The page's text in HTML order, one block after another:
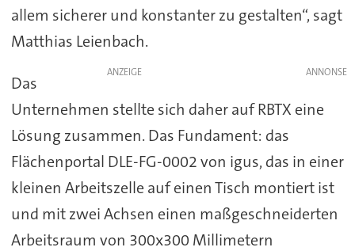
allem sicherer und konstanter zu gestalten“, sagt
Matthias Leienbach.
ANZEIGE
Das
Unternehmen stellte sich daher auf RBTX eine
Lösung zusammen. Das Fundament: das
Flächenportal DLE-FG-0002 von igus, das in einer
kleinen Arbeitszelle auf einen Tisch montiert ist
und mit zwei Achsen einen maßgeschneiderten
Arbeitsraum von 300x300 Millimetern